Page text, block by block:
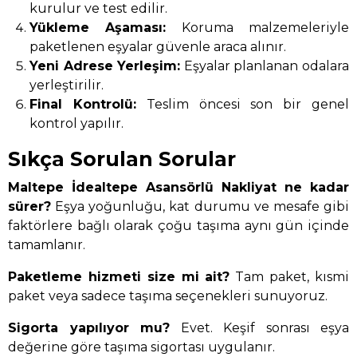
kurulur ve test edilir.
Yükleme Aşaması: Koruma malzemeleriyle
paketlenen eşyalar güvenle araca alınır.
Yeni Adrese Yerleşim: Eşyalar planlanan odalara
yerleştirilir.
Final Kontrolü: Teslim öncesi son bir genel
kontrol yapılır.
Sıkça Sorulan Sorular
Maltepe İdealtepe Asansörlü Nakliyat ne kadar
sürer? Eşya yoğunluğu, kat durumu ve mesafe gibi
faktörlere bağlı olarak çoğu taşıma aynı gün içinde
tamamlanır.
Paketleme hizmeti size mi ait? Tam paket, kısmi
paket veya sadece taşıma seçenekleri sunuyoruz.
Sigorta yapılıyor mu? Evet. Keşif sonrası eşya
değerine göre taşıma sigortası uygulanır.